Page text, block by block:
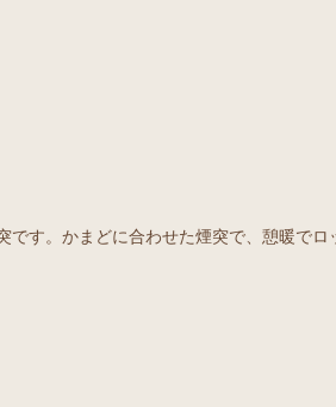
です。かまどに合わせた煙突で、憩暖で